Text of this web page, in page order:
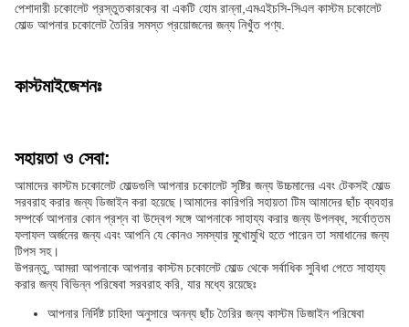
পেশাদারী চকোলেট প্রস্তুতকারকের বা একটি হোম রান্না,এমএইচসি-সিএল কাস্টম চকোলেট
মোল্ড আপনার চকোলেট তৈরির সমস্ত প্রয়োজনের জন্য নিখুঁত পণ্য.
কাস্টমাইজেশনঃ
সহায়তা ও সেবা:
আমাদের কাস্টম চকোলেট মোল্ডগুলি আপনার চকোলেট সৃষ্টির জন্য উচ্চমানের এবং টেকসই মোল্ড
সরবরাহ করার জন্য ডিজাইন করা হয়েছে।আমাদের কারিগরি সহায়তা টিম আমাদের ছাঁচ ব্যবহার
সম্পর্কে আপনার কোন প্রশ্ন বা উদ্বেগ সঙ্গে আপনাকে সাহায্য করার জন্য উপলব্ধ, সর্বোত্তম
ফলাফল অর্জনের জন্য এবং আপনি যে কোনও সমস্যার মুখোমুখি হতে পারেন তা সমাধানের জন্য
টিপস সহ।
উপরন্তু, আমরা আপনাকে আপনার কাস্টম চকোলেট মোল্ড থেকে সর্বাধিক সুবিধা পেতে সাহায্য
করার জন্য বিভিন্ন পরিষেবা সরবরাহ করি, যার মধ্যে রয়েছেঃ
আপনার নির্দিষ্ট চাহিদা অনুসারে অনন্য ছাঁচ তৈরির জন্য কাস্টম ডিজাইন পরিষেবা